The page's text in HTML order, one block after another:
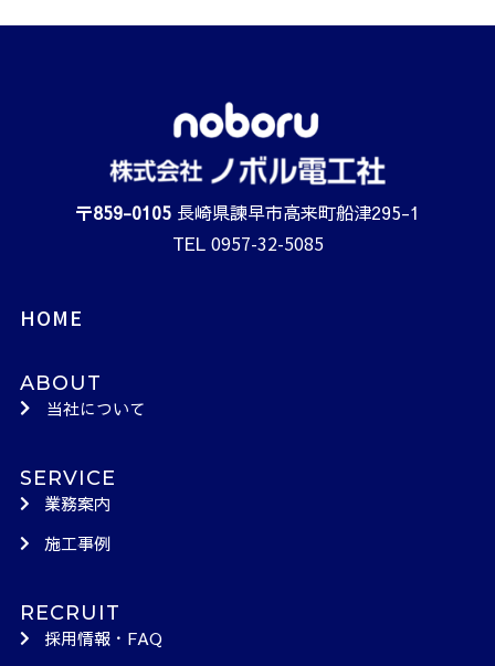
〒859-0105 長崎県諫早市高来町船津295-1
TEL 0957-32-5085
HOME
ABOUT
当社について
SERVICE
業務案内
施工事例
RECRUIT
採用情報・FAQ